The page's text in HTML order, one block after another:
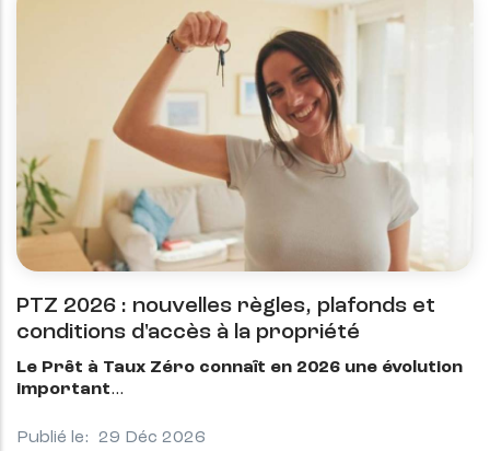
PTZ 2026 : nouvelles règles, plafonds et
conditions d'accès à la propriété
Le Prêt à Taux Zéro connaît en 2026 une évolution
important
Publié le: 29 Déc 2026